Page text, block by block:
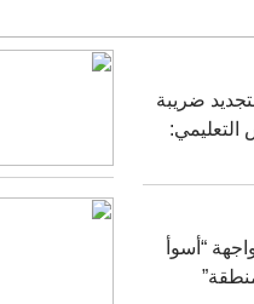
ضريبة
التعليمي:
“أسوأ